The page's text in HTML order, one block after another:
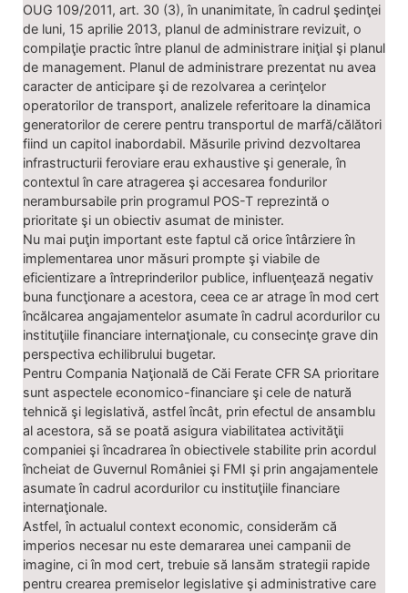
OUG 109/2011, art. 30 (3), în unanimitate, în cadrul şedinţei
de luni, 15 aprilie 2013, planul de administrare revizuit, o
compilaţie practic între planul de administrare iniţial şi planul
de management. Planul de administrare prezentat nu avea
caracter de anticipare şi de rezolvarea a cerinţelor
operatorilor de transport, analizele referitoare la dinamica
generatorilor de cerere pentru transportul de marfă/călători
fiind un capitol inabordabil. Măsurile privind dezvoltarea
infrastructurii feroviare erau exhaustive şi generale, în
contextul în care atragerea şi accesarea fondurilor
nerambursabile prin programul POS-T reprezintă o
prioritate şi un obiectiv asumat de minister.
Nu mai puţin important este faptul că orice întârziere în
implementarea unor măsuri prompte şi viabile de
eficientizare a întreprinderilor publice, influenţează negativ
buna funcţionare a acestora, ceea ce ar atrage în mod cert
încălcarea angajamentelor asumate în cadrul acordurilor cu
instituţiile financiare internaţionale, cu consecinţe grave din
perspectiva echilibrului bugetar.
Pentru Compania Naţională de Căi Ferate CFR SA prioritare
sunt aspectele economico-financiare şi cele de natură
tehnică şi legislativă, astfel încât, prin efectul de ansamblu
al acestora, să se poată asigura viabilitatea activităţii
companiei şi încadrarea în obiectivele stabilite prin acordul
încheiat de Guvernul României şi FMI şi prin angajamentele
asumate în cadrul acordurilor cu instituţiile financiare
internaţionale.
Astfel, în actualul context economic, considerăm că
imperios necesar nu este demararea unei campanii de
imagine, ci în mod cert, trebuie să lansăm strategii rapide
pentru crearea premiselor legislative şi administrative care